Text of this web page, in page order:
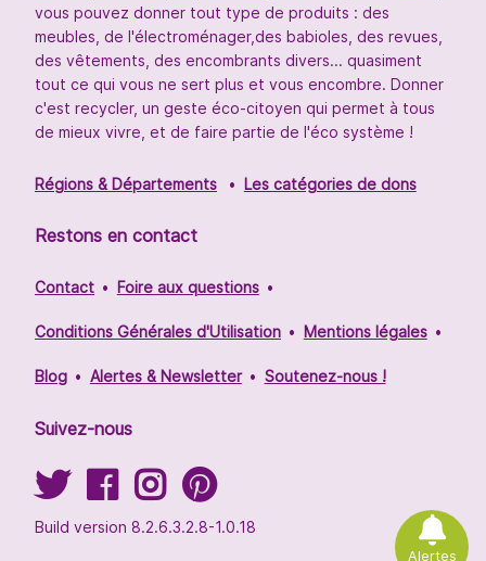
Alertes
vous pouvez donner tout type de produits : des
meubles, de l'électroménager,des babioles, des revues,
des vêtements, des encombrants divers... quasiment
tout ce qui vous ne sert plus et vous encombre. Donner
c'est recycler, un geste éco-citoyen qui permet à tous
de mieux vivre, et de faire partie de l'éco système !
Régions & Départements Les catégories de dons
Restons en contact
Contact Foire aux questions
Conditions Générales d'Utilisation Mentions légales
Blog Alertes & Newsletter Soutenez-nous !
Suivez-nous
Build version 8.2.6.3.2.8-1.0.18